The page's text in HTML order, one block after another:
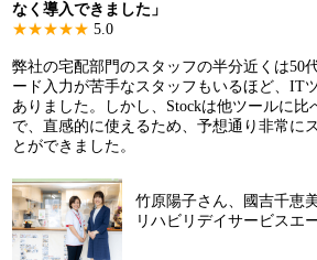
なく導入できました」
★★★★★ 5.0
弊社の宅配部門のスタッフの半分近くは50
ード入力が苦手なスタッフもいるほど、IT
ありました。しかし、Stockは他ツールに比
で、直感的に使えるため、予想通り非常に
とができました。
竹原陽子さん、國吉千恵
リハビリデイサービスエ